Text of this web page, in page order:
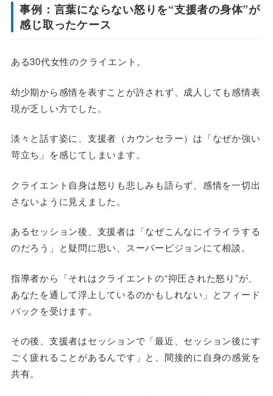
事例：言葉にならない怒りを“支援者の身体”が
感じ取ったケース
ある30代女性のクライエント。
幼少期から感情を表すことが許されず、成人しても感情表
現が乏しい方でした。
淡々と話す姿に、支援者（カウンセラー）は「なぜか強い
苛立ち」を感じてしまいます。
クライエント自身は怒りも悲しみも語らず、感情を一切出
さないように見えました。
あるセッション後、支援者は「なぜこんなにイライラする
のだろう」と疑問に思い、スーパービジョンにて相談。
指導者から「それはクライエントの“抑圧された怒り”が、
あなたを通して浮上しているのかもしれない」とフィード
バックを受けます。
その後、支援者はセッションで「最近、セッション後にす
ごく疲れることがあるんです」と、間接的に自身の感覚を
共有。